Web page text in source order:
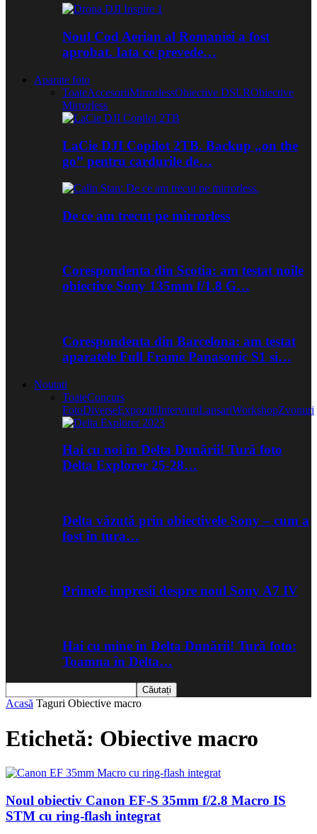
Noul Cod Aerian al Romaniei a fost
aprobat. Iata ce prevede…
Aparate foto
ToateAccesoriiMirrorlessObiective DSLRObiective
Mirrorless
LaCie DJI Copilot 2TB. Backup „on the
go” pentru cardurile de…
De ce am trecut pe mirrorless
Corespondenta din Scotia: am testat noile
obiective Sony 135mm f/1.8 G…
Corespondenta din Barcelona: am testat
aparatele Full Frame Panasonic S1 si…
Noutati
ToateConcurs
FotoDiverseExpozitiiInterviuriLansariWorkshopZvonuri
Hai cu noi în Delta Dunării! Tură foto
Delta Explorer 25-28…
Delta văzută prin obiectivele Sony – cum a
fost în tura…
Primele impresii despre noul Sony A7 IV
Hai cu mine în Delta Dunării! Tură foto:
Toamna în Delta…
Acasă Taguri Obiective macro
Etichetă: Obiective macro
Noul obiectiv Canon EF-S 35mm f/2.8 Macro IS
STM cu ring-flash integrat